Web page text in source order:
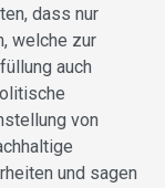
dass nur
welche zur
auch
von
und sagen